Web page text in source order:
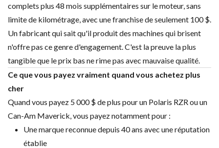
complets plus 48 mois supplémentaires sur le moteur, sans
limite de kilométrage, avec une franchise de seulement 100 $.
Un fabricant qui sait qu'il produit des machines qui brisent
n'offre pas ce genre d'engagement. C'est la preuve la plus
tangible que le prix bas ne rime pas avec mauvaise qualité.
Ce que vous payez vraiment quand vous achetez plus
cher
Quand vous payez 5 000 $ de plus pour un Polaris RZR ou un
Can-Am Maverick, vous payez notamment pour :
Une marque reconnue depuis 40 ans avec une réputation
établie